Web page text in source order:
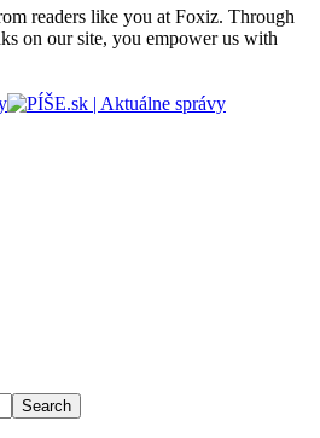
readers like you at Foxiz. Through
on our site, you empower us with